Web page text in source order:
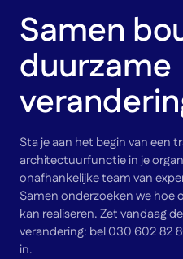
Samen
duurzame
Sta je aan het begin van een
architectuurfunctie in je
onafhankelijke team van
Samen onderzoeken we hoe
kan realiseren. Zet vandaag
verandering: bel 030 602 82
in.